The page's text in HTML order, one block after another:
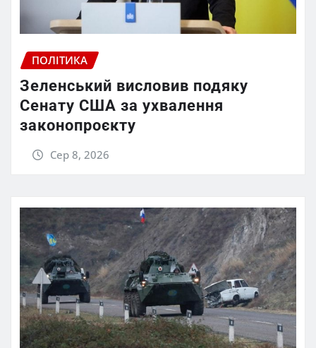
ПОЛІТИКА
Зеленський висловив подяку
Сенату США за ухвалення
законопроєкту
Сер 8, 2026